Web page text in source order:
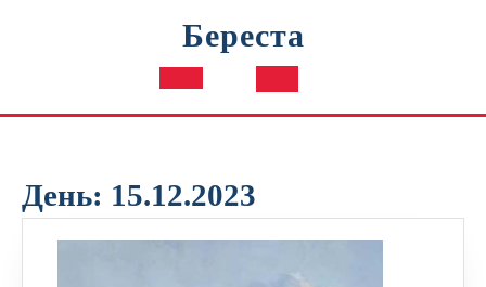
Береста
Кнопка
День: 15.12.2023